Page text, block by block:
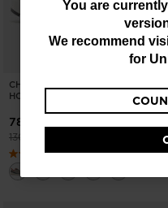
You
are
website
version
for
You are
We recommend
for
CHAUSSURES SKPR 2.0 ACTIVE
HOMME
78,00 €
Prix réduit de
130,00 €